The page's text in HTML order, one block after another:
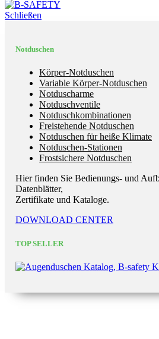
Schließen
Notduschen
Körper-Notduschen
Variable Körper-Notduschen
Notduscharme
Notduschventile
Notduschkombinationen
Freistehende Notduschen
Notduschen für heiße Klimate
Notduschen-Stationen
Frostsichere Notduschen
Hier finden Sie Bedienungs- und
Datenblätter,
Zertifikate und Kataloge.
DOWNLOAD CENTER
TOP SELLER